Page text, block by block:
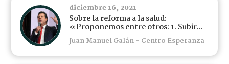
diciembre 16, 2021
Sobre la reforma a la salud:
«Proponemos entre otros: 1. Subir...
Juan Manuel Galán - Centro Esperanza